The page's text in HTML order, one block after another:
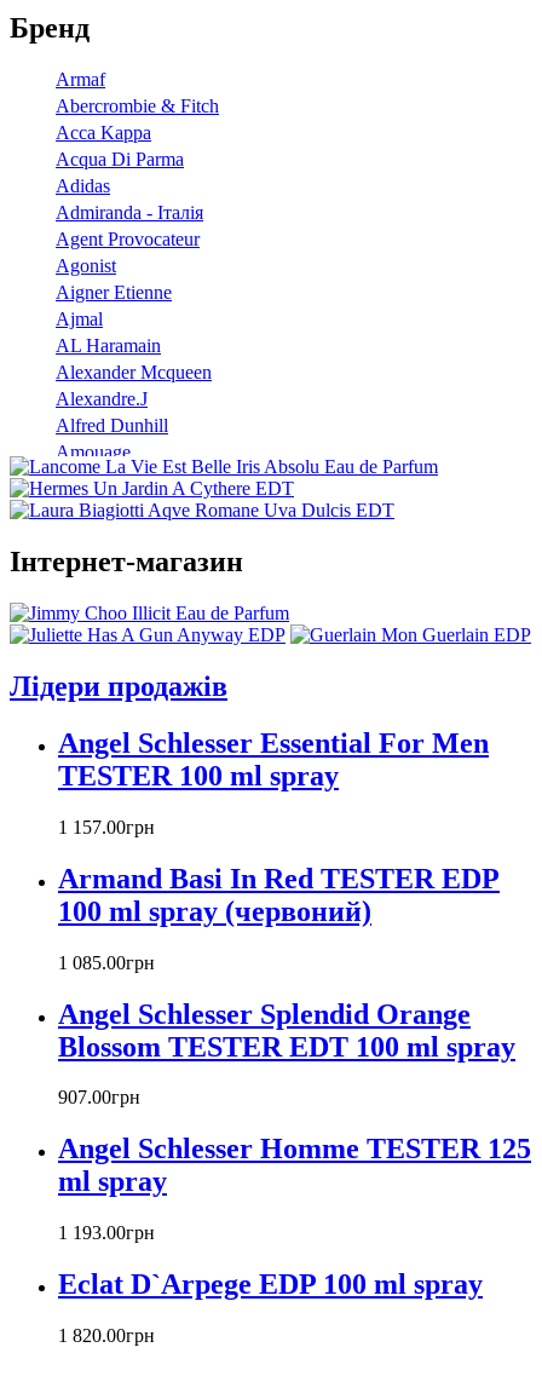
Бренд
Armaf
Abercrombie & Fitch
Acca Kappa
Acqua Di Parma
Adidas
Admiranda - Італія
Agent Provocateur
Agonist
Aigner Etienne
Ajmal
AL Haramain
Alexander Mcqueen
Alexandre.J
Alfred Dunhill
Amouage
Angel Schlesser
Anna Sui
Annick Goutal
Aramis
Armand Basi
Azzaro
Baldinini
Banana Republic
Betty Barclay
Bill Blass
Biotherm
Blumarine
Bond № 9
Boucheron
Bourjois
Britney Spears
Bruno Banani
Bvlgari
Byblos
Byredo
Cacharel
Canali
Carla Fracci
Carlos Moya
Інтернет-магазин
Лідери продажів
Angel Schlesser Essential For Men
TESTER 100 ml spray
1 157.00грн
Armand Basi In Red TESTER EDP
100 ml spray (червоний)
1 085.00грн
Angel Schlesser Splendid Orange
Blossom TESTER EDT 100 ml spray
907.00грн
Angel Schlesser Homme TESTER 125
ml spray
1 193.00грн
Eclat D`Arpege EDP 100 ml spray
1 820.00грн